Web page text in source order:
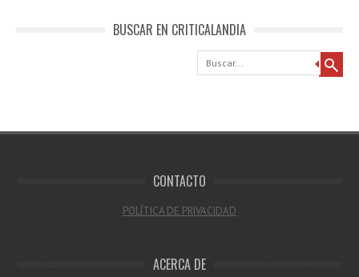
BUSCAR EN CRITICALANDIA
Buscar
CONTACTO
POLÍTICA DE PRIVACIDAD
ACERCA DE